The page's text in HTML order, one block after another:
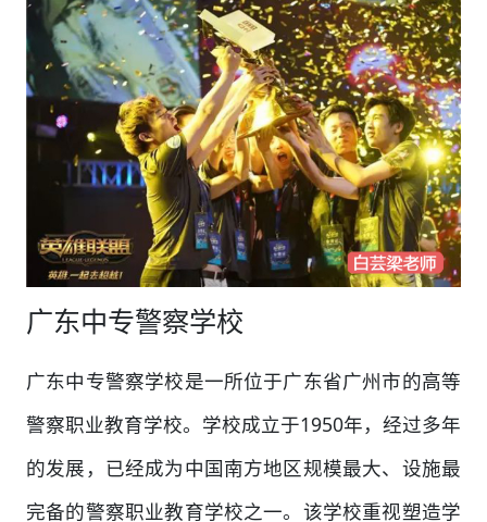
广东中专警察学校
广东中专警察学校是一所位于广东省广州市的高等
警察职业教育学校。学校成立于1950年，经过多年
的发展，已经成为中国南方地区规模最大、设施最
完备的警察职业教育学校之一。该学校重视塑造学